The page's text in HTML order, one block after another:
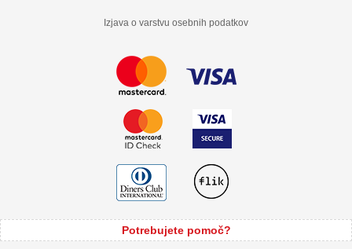
Izjava o varstvu osebnih podatkov
Potrebujete pomoč?